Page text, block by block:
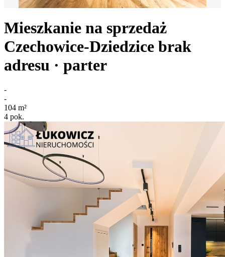
Mieszkanie na sprzedaż
Czechowice-Dziedzice brak
adresu · parter
-
-
104 m²
4 pok.